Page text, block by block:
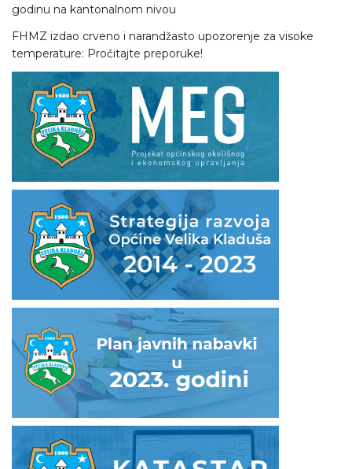
godinu na kantonalnom nivou
FHMZ izdao crveno i narandžasto upozorenje za visoke
temperature: Pročitajte preporuke!